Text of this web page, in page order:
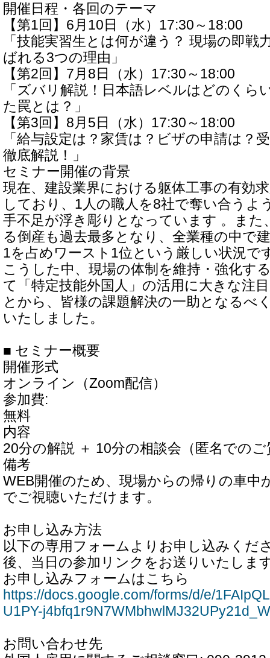
開催日程・各回のテーマ
【第1回】6月10日（水）17:30～18:00
「技能実習生とは何が違う？ 現場の即戦
ばれる3つの理由」
【第2回】7月8日（水）17:30～18:00
「ズバリ解説！日本語レベルはどのくら
た罠とは？」
【第3回】8月5日（水）17:30～18:00
「給与設定は？家賃は？ビザの申請は？
徹底解説！」
セミナー開催の背景
現在、建設業界における躯体工事の有効
しており、1人の職人を8社で奪い合うよ
手不足が浮き彫りとなっています 。また
る倒産も過去最多となり、全業種の中で
1を占めワースト1位という厳しい状況で
こうした中、現場の体制を維持・強化す
て「特定技能外国人」の活用に大きな注
とから、皆様の課題解決の一助となるべ
いたしました。
■ セミナー概要
開催形式
オンライン（Zoom配信）
参加費:
無料
内容
20分の解説 ＋ 10分の相談会（匿名での
備考
WEB開催のため、現場からの帰りの車中
でご視聴いただけます。
お申し込み方法
以下の専用フォームよりお申し込みくだ
後、当日の参加リンクをお送りいたしま
お申し込みフォームはこちら
https://docs.google.com/forms/d/e/
U1PY-
お問い合わせ先